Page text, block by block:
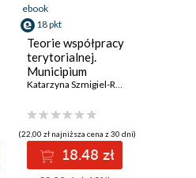
Justyna Ślawska,Sylwia Waruszewska
ebook
18 pkt
Teorie współpracy
terytorialnej.
Municipium
oeconomicus
reciprocans
Katarzyna Szmigiel-Rawska
(22,00 zł najniższa cena z 30 dni)
18.48 zł